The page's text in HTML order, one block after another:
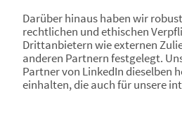
Darüber hinaus haben wir
rechtlichen und ethischen
Drittanbietern wie externen
anderen Partnern festgelegt.
Partner von LinkedIn dieselben
einhalten, die auch für unsere